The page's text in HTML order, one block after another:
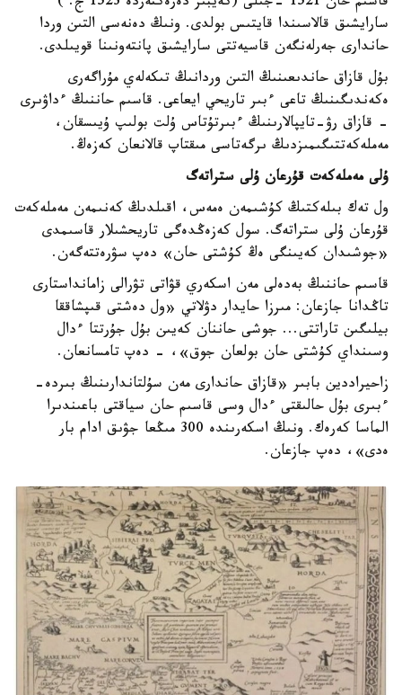
سارايشىق قالاسىندا قايتىس بولدى. ونىڭ دەنەسى التىن وردا
حاندارى جەرلەنگەن قاسيەتتى سارايشىق پانتەونىنا قويىلدى.
بۇل قازاق حاندىعىنىڭ التىن وردانىڭ تىكەلەي مۇراگەرى
ەكەندىگىنىڭ تاعى ءبىر تاريحي ايعاعى. قاسىم حاننىڭ ءداۋىرى
- قازاق رۋ-تايپالارىنىڭ ءبىرتۇتاس ۇلت بولىپ ۇيىسقان،
مەملەكەتتىگىمىزدىڭ ىرگەتاسى مىقتاپ قالانعان كەزەڭ.
ۇلى مەملەكەت قۇرعان ۇلى ستراتەگ
ول تەك بىلەكتىڭ كۇشىمەن ەمەس، اقىلدىڭ كەنىمەن مەملەكەت
قۇرعان ۇلى ستراتەگ. سول كەزەڭدەگى تاريحشىلار قاسىمدى
«جوشىدان كەيىنگى ەڭ كۇشتى حان» دەپ سۋرەتتەگەن.
قاسىم حاننىڭ بەدەلى مەن اسكەري قۋاتى تۋرالى زامانداستارى
تاڭدانا جازعان: مىرزا حايدار دۋلاتي «ول دەشتى قىپشاققا
بيلىگىن تاراتتى... جوشى حاننان كەيىن بۇل جۇرتتا ءدال
وسىنداي كۇشتى حان بولعان جوق»، - دەپ تامسانعان.
زاحيراددين بابىر «قازاق حاندارى مەن سۇلتاندارىنىڭ بىردە-
ءبىرى بۇل حالىقتى ءدال وسى قاسىم حان سياقتى باعىندىرا
الماسا كەرەك. ونىڭ اسكەرىندە 300 مىڭعا جۋىق ادام بار
ەدى»، دەپ جازعان.